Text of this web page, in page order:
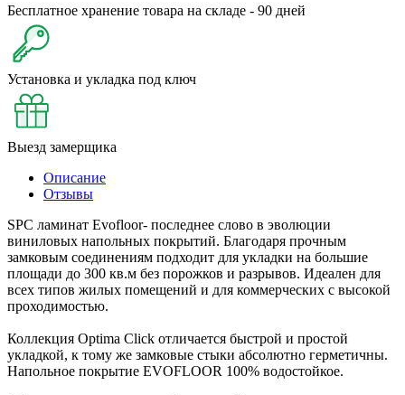
Бесплатное хранение товара на складе - 90 дней
Установка и укладка под ключ
Выезд замерщика
Описание
Отзывы
SPC ламинат Evofloor- последнее слово в эволюции
виниловых напольных покрытий. Благодаря прочным
замковым соединениям подходит для укладки на большие
площади до 300 кв.м без порожков и разрывов. Идеален для
всех типов жилых помещений и для коммерческих с высокой
проходимостью.
Коллекция Optima Click отличается быстрой и простой
укладкой, к тому же замковые стыки абсолютно герметичны.
Напольное покрытие EVOFLOOR 100% водостойкое.